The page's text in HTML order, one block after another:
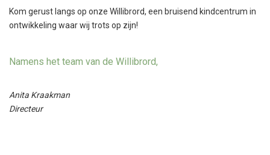
Kom gerust langs op onze Willibrord, een bruisend kindcentrum in
ontwikkeling waar wij trots op zijn!
Namens het team van de Willibrord,
Anita Kraakman
Directeur